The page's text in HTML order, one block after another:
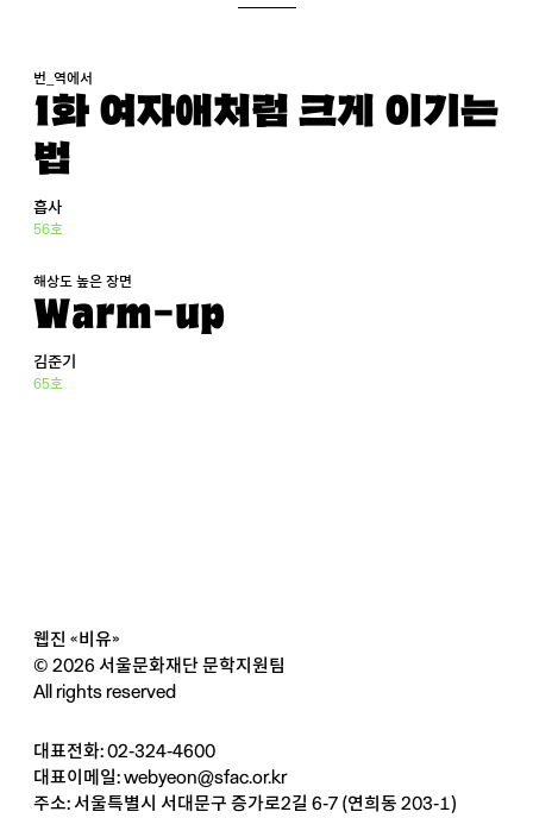
번_역에서
1화 여자애처럼 크게 이기는
법
흡사
56호
해상도 높은 장면
Warm-up
김준기
65호
웹진 «비유»
© 2026 서울문화재단 문학지원팀
All rights reserved
대표전화: 02-324-4600
대표이메일: webyeon@sfac.or.kr
주소: 서울특별시 서대문구 증가로2길 6-7 (연희동 203-1)